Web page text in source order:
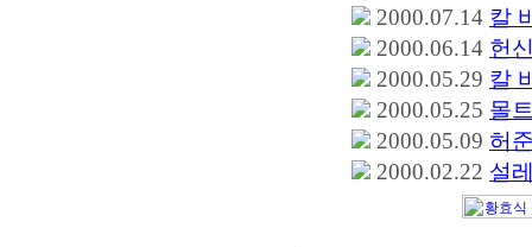
2000.07.14 칼
2000.06.14 헌
2000.05.29 칼
2000.05.25 몰
2000.05.09 허
2000.02.22 설